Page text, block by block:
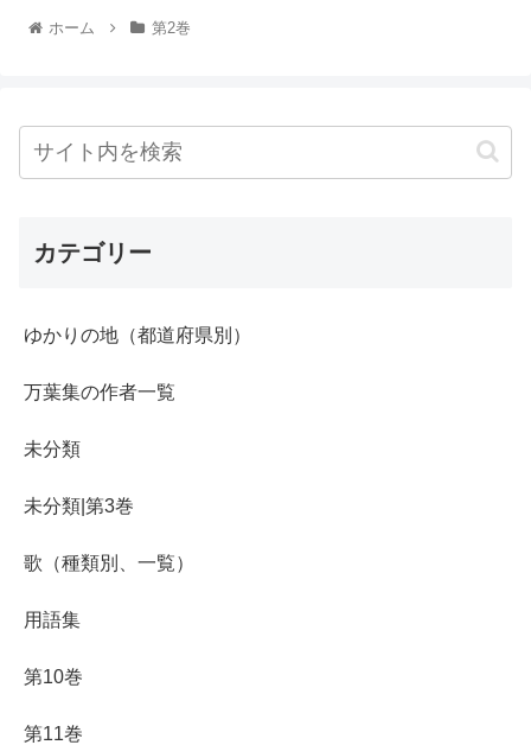
ホーム 第2巻
カテゴリー
ゆかりの地（都道府県別）
万葉集の作者一覧
未分類
未分類|第3巻
歌（種類別、一覧）
用語集
第10巻
第11巻